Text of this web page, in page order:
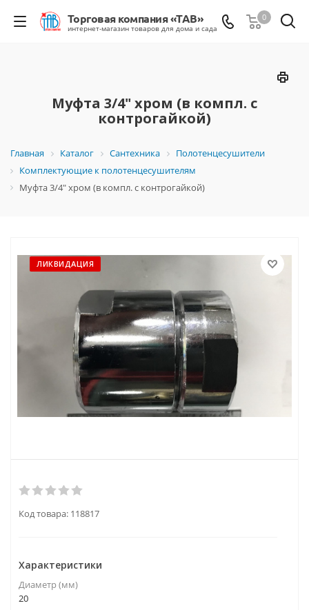
0
Муфта 3/4" хром (в компл. с
контрогайкой)
Главная Каталог Сантехника
Полотенцесушители
Комплектующие к полотенцесушителям
Муфта 3/4" хром (в компл. с контрогайкой)
ЛИКВИДАЦИЯ
Код товара: 118817
Характеристики
Диаметр (мм)
20